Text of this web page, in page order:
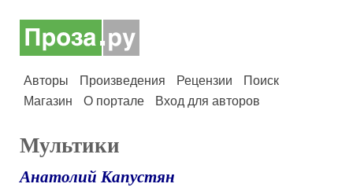
Авторы Произведения Рецензии
Поиск
Магазин
О портале Вход для авторов
Мультики
Анатолий Капустян